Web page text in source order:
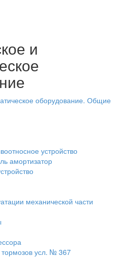
и
оборудование. Общие
устройство
амортизатор
механической части
тормозов усл. № 367